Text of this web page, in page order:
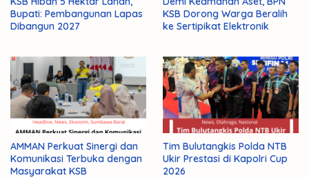
Bupati: Pembangunan Lapas
Dibangun 2027
KSB Dorong Warga Beralih
ke Sertipikat Elektronik
AMMAN Perkuat Sinergi dan
Komunikasi Terbuka dengan
Masyarakat KSB
Tim Bulutangkis Polda NTB
Ukir Prestasi di Kapolri Cup
2026